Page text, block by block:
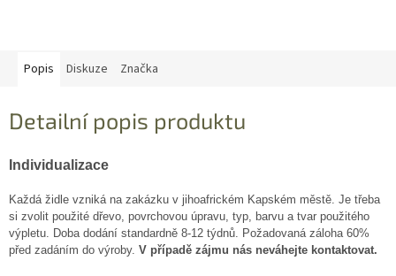
Popis Diskuze Značka
Detailní popis produktu
Individualizace
Každá židle vzniká na zakázku v jihoafrickém Kapském městě. Je třeba
si zvolit použité dřevo, povrchovou úpravu, typ, barvu a tvar použitého
výpletu. Doba dodání standardně 8-12 týdnů. Požadovaná záloha 60%
před zadáním do výroby. V případě zájmu nás neváhejte kontaktovat.